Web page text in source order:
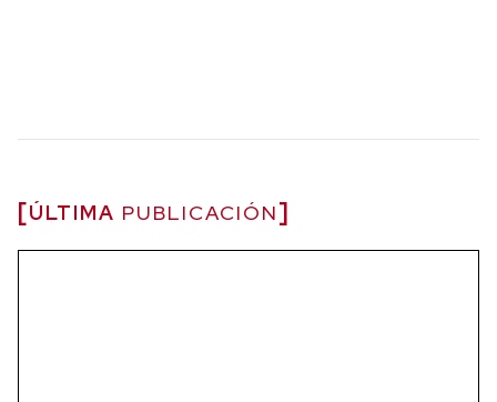
ÚLTIMA PUBLICACIÓN